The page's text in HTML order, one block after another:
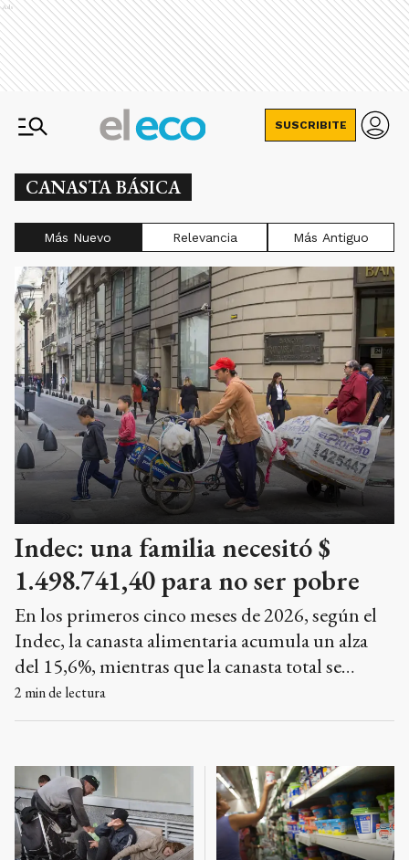
Ads
SUSCRIBITE
CANASTA BÁSICA
Más Nuevo Relevancia Más Antiguo
Indec: una familia necesitó $
1.498.741,40 para no ser pobre
En los primeros cinco meses de 2026, según el
Indec, la canasta alimentaria acumula un alza
del 15,6%, mientras que la canasta total se
incrementó 14,5%.
2 min de lectura